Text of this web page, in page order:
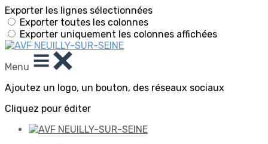
Exporter les lignes sélectionnées
Exporter toutes les colonnes
Exporter uniquement les colonnes affichées
Menu
Ajoutez un logo, un bouton, des réseaux sociaux
Cliquez pour éditer